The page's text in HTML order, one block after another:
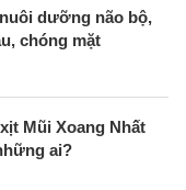
dưỡng não bộ,
chóng mặt
Mũi Xoang Nhất
ai?